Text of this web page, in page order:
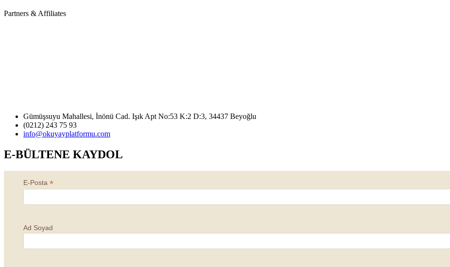
Partners & Affiliates
Gümüşsuyu Mahallesi, İnönü Cad. Işık Apt No:53 K:2 D:3, 34437 Beyoğlu
(0212) 243 75 93
info@okuyayplatformu.com
E-BÜLTENE KAYDOL
E-Posta *
Ad Soyad